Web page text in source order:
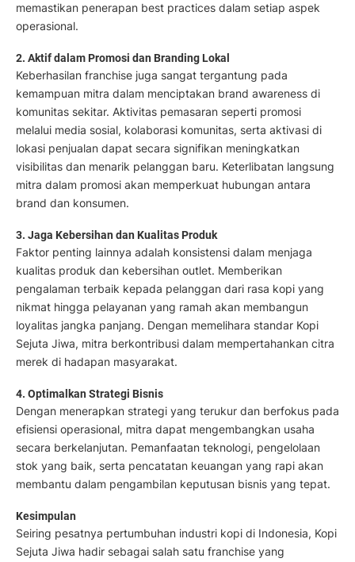
memastikan penerapan best practices dalam setiap aspek
operasional.
2. Aktif dalam Promosi dan Branding Lokal
Keberhasilan franchise juga sangat tergantung pada
kemampuan mitra dalam menciptakan brand awareness di
komunitas sekitar. Aktivitas pemasaran seperti promosi
melalui media sosial, kolaborasi komunitas, serta aktivasi di
lokasi penjualan dapat secara signifikan meningkatkan
visibilitas dan menarik pelanggan baru. Keterlibatan langsung
mitra dalam promosi akan memperkuat hubungan antara
brand dan konsumen.
3. Jaga Kebersihan dan Kualitas Produk
Faktor penting lainnya adalah konsistensi dalam menjaga
kualitas produk dan kebersihan outlet. Memberikan
pengalaman terbaik kepada pelanggan dari rasa kopi yang
nikmat hingga pelayanan yang ramah akan membangun
loyalitas jangka panjang. Dengan memelihara standar Kopi
Sejuta Jiwa, mitra berkontribusi dalam mempertahankan citra
merek di hadapan masyarakat.
4. Optimalkan Strategi Bisnis
Dengan menerapkan strategi yang terukur dan berfokus pada
efisiensi operasional, mitra dapat mengembangkan usaha
secara berkelanjutan. Pemanfaatan teknologi, pengelolaan
stok yang baik, serta pencatatan keuangan yang rapi akan
membantu dalam pengambilan keputusan bisnis yang tepat.
Kesimpulan
Seiring pesatnya pertumbuhan industri kopi di Indonesia, Kopi
Sejuta Jiwa hadir sebagai salah satu franchise yang